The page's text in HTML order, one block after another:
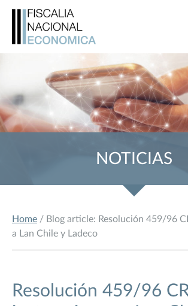
NOTICIAS
Home / Blog article: Resolución 459/96
a Lan Chile y Ladeco
Resolución 459/96